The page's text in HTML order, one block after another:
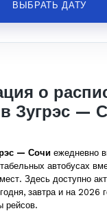
ВЫБРАТЬ ДАТУ
о
Зугрэс —
— Сочи ежедневно
автобусах
мест. Здесь доступно
завтра и на 2026
рейсов.